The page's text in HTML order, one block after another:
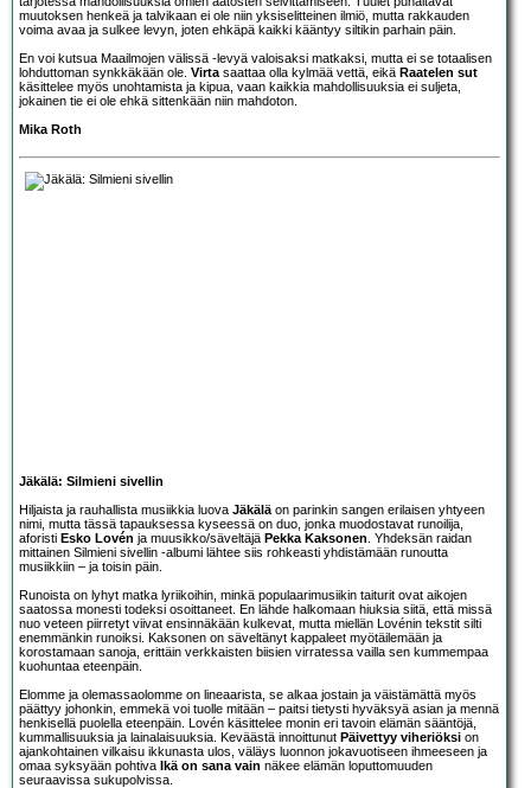
muutoksen henkeä ja talvikaan ei ole niin yksiselitteinen ilmiö, mutta rakkauden
voima avaa ja sulkee levyn, joten ehkäpä kaikki kääntyy siltikin parhain päin.
En voi kutsua Maailmojen välissä -levyä valoisaksi matkaksi, mutta ei se totaalisen
lohduttoman synkkäkään ole. Virta saattaa olla kylmää vettä, eikä Raatelen sut
käsittelee myös unohtamista ja kipua, vaan kaikkia mahdollisuuksia ei suljeta,
jokainen tie ei ole ehkä sittenkään niin mahdoton.
Mika Roth
Jäkälä: Silmieni sivellin
Hiljaista ja rauhallista musiikkia luova Jäkälä on parinkin sangen erilaisen yhtyeen
nimi, mutta tässä tapauksessa kyseessä on duo, jonka muodostavat runoilija,
aforisti Esko Lovén ja muusikko/säveltäjä Pekka Kaksonen . Yhdeksän raidan
mittainen Silmieni sivellin -albumi lähtee siis rohkeasti yhdistämään runoutta
musiikkiin – ja toisin päin.
Runoista on lyhyt matka lyriikoihin, minkä populaarimusiikin taiturit ovat aikojen
saatossa monesti todeksi osoittaneet. En lähde halkomaan hiuksia siitä, että missä
nuo veteen piirretyt viivat ensinnäkään kulkevat, mutta miellän Lovénin tekstit silti
enemmänkin runoiksi. Kaksonen on säveltänyt kappaleet myötäilemään ja
korostamaan sanoja, erittäin verkkaisten biisien virratessa vailla sen kummempaa
kuohuntaa eteenpäin.
Elomme ja olemassaolomme on lineaarista, se alkaa jostain ja väistämättä myös
päättyy johonkin, emmekä voi tuolle mitään – paitsi tietysti hyväksyä asian ja mennä
henkisellä puolella eteenpäin. Lovén käsittelee monin eri tavoin elämän sääntöjä,
kummallisuuksia ja lainalaisuuksia. Keväästä innoittunut Päivettyy viheriöksi on
ajankohtainen vilkaisu ikkunasta ulos, väläys luonnon jokavuotiseen ihmeeseen ja
omaa syksyään pohtiva Ikä on sana vain näkee elämän loputtomuuden
seuraavissa sukupolvissa.